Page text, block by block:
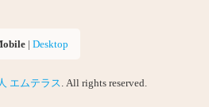
| Desktop
エムテラス . All rights reserved.